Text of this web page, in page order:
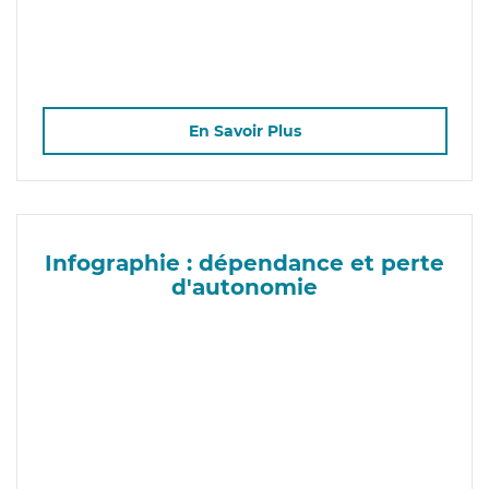
En Savoir Plus
Infographie : dépendance et perte
d'autonomie